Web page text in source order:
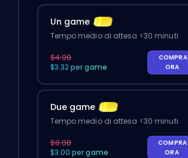
Un game
Tempo medio di attesa <30 minuti
$4.00
$3.32 per game
COMPRA
ORA
Due game
Tempo medio di attesa <30 minuti
$8.00
$3.00 per game
COMPRA
ORA